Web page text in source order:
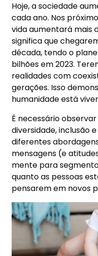
Hoje, a sociedade
cada ano. Nos
vida aumentará mais
significa que
década, tendo o
bilhões em 2023.
realidades com
gerações. Isso
humanidade está
É necessário
diversidade, inclusão
diferentes
mensagens (e
mente para
quanto as pessoas
pensarem em novos